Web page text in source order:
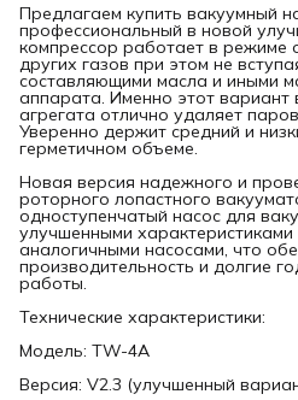
Предлагаем купить вакуумный
профессиональный в новой
компрессор работает в режиме
других газов при этом не
составляющими масла и иными
аппарата. Именно этот вариант
агрегата отлично удаляет
Уверенно держит средний и
герметичном объеме.
Новая версия надежного и
роторного лопастного
одноступенчатый насос для
улучшенными
аналогичными насосами, что
производительность и долгие
работы.
Технические характеристики:
Модель: TW-4A
Версия: V2.3 (улучшенный